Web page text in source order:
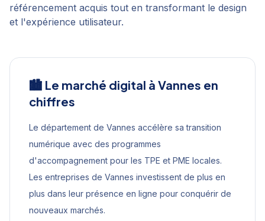
référencement acquis tout en transformant le design
et l'expérience utilisateur.
🏙️ Le marché digital à Vannes en
chiffres
Le département de Vannes accélère sa transition
numérique avec des programmes
d'accompagnement pour les TPE et PME locales.
Les entreprises de Vannes investissent de plus en
plus dans leur présence en ligne pour conquérir de
nouveaux marchés.